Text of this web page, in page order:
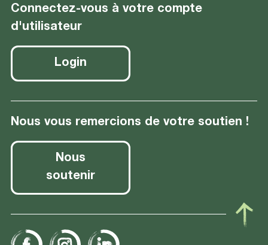
Connectez-vous à votre compte
d'utilisateur
Login
Nous vous remercions de votre soutien !
Nous
soutenir